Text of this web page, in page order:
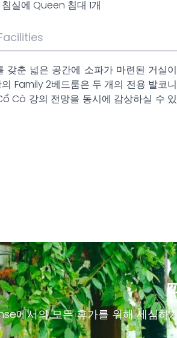
실에 Queen 침대 1개
갖춘 넓은 공간에 소파가 마련된 거실이
Family 2베드룸은 두 개의 전용 발코니
Cò 강의 전망을 동시에 감상하실 수 있
에서의 모든 휴가를 위해 세심하